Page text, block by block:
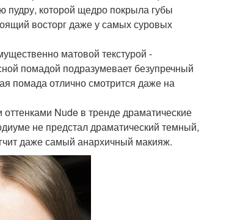
пудру, которой щедро покрыла губы
восторг даже у самых суровых
матовой текстурой -
помадой подразумевает безупречный
помада отлично смотрится даже на
Nude в тренде драматические
не предстал драматический темный,
даже самый анархичный макияж.